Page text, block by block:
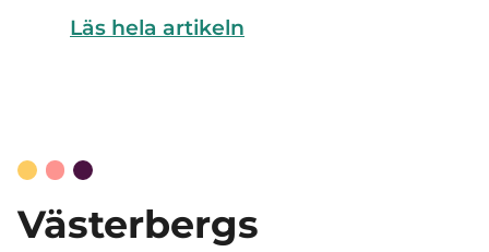
Läs hela artikeln
Västerbergs